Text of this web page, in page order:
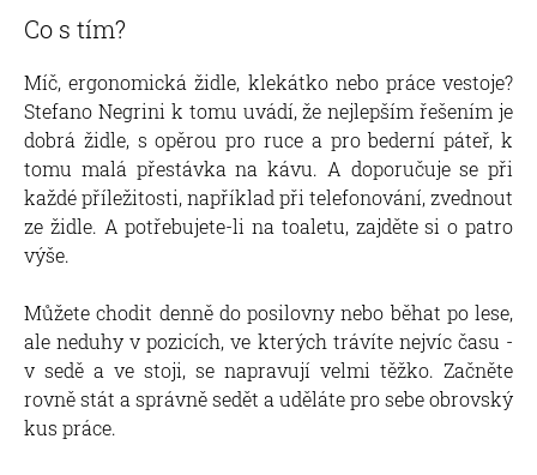
Co s tím?
Míč, ergonomická židle, klekátko nebo práce vestoje?
Stefano Negrini k tomu uvádí, že nejlepším řešením je
dobrá židle, s opěrou pro ruce a pro bederní páteř, k
tomu malá přestávka na kávu. A doporučuje se při
každé příležitosti, například při telefonování, zvednout
ze židle. A potřebujete-li na toaletu, zajděte si o patro
výše.
Můžete chodit denně do posilovny nebo běhat po lese,
ale neduhy v pozicích, ve kterých trávíte nejvíc času -
v sedě a ve stoji, se napravují velmi těžko. Začněte
rovně stát a správně sedět a uděláte pro sebe obrovský
kus práce.